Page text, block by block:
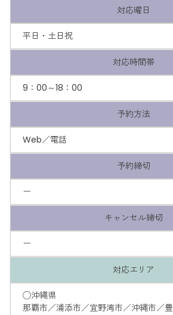
対応曜日
平日・土日祝
対応時間帯
9：00～18：00
予約方法
Web／電話
予約締切
ー
キャンセル締切
ー
対応エリア
◯沖縄県
那覇市／浦添市／宜野湾市／沖縄市／